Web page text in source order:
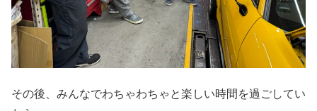
その後、みんなでわちゃわちゃと楽しい時間を過ごしてい